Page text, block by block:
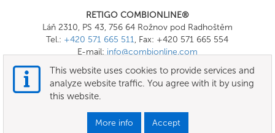
RETIGO COMBIONLINE®
Láň 2310, PS 43, 756 64 Rožnov pod Radhoštěm
Tel.: +420 571 665 511, Fax: +420 571 665 554
E-mail: info@combionline.com
Terms of use
This website uses cookies to provide services and
analyze website traffic. You agree with it by using
this website.
More info Accept